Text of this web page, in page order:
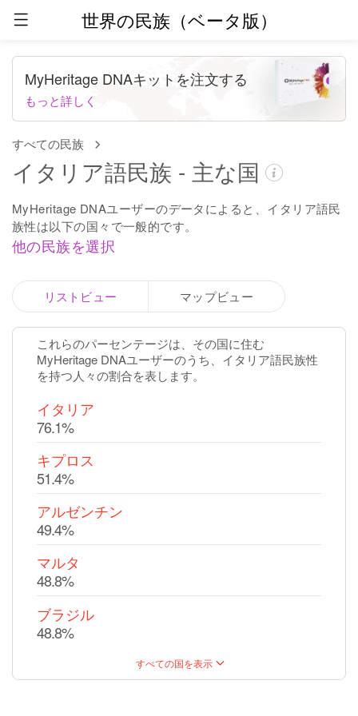
世界の民族（ベータ版）
すべての民族
イタリア語民族 - 主な国
MyHeritage DNAユーザーのデータによると、イタリア語民
族性は以下の国々で一般的です。
他の民族を選択
MyHeritage DNAキットを注文する
もっと詳しく
リストビュー マップビュー
これらのパーセンテージは、その国に住む
MyHeritage DNAユーザーのうち、イタリア語民族性
を持つ人々の割合を表します。
イタリア
76.1%
キプロス
51.4%
アルゼンチン
49.4%
マルタ
48.8%
ブラジル
48.8%
すべての国を表示